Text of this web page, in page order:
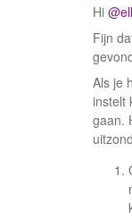
Hi
Fijn
Als je
instelt
gaan.